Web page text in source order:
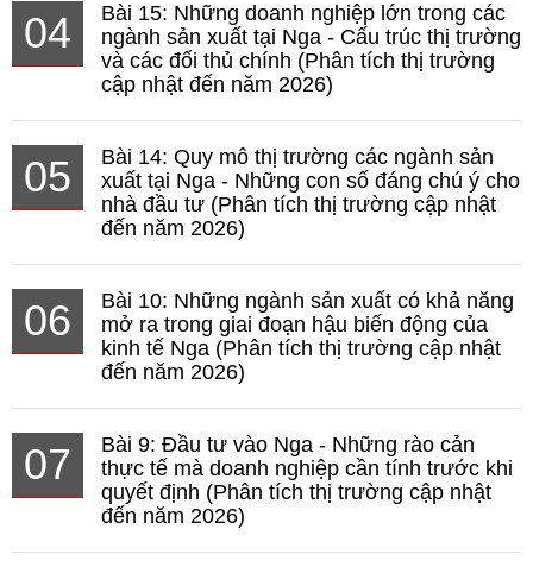
04
Bài 15: Những doanh nghiệp lớn trong các
ngành sản xuất tại Nga - Cấu trúc thị trường
và các đối thủ chính (Phân tích thị trường
cập nhật đến năm 2026)
05
Bài 14: Quy mô thị trường các ngành sản
xuất tại Nga - Những con số đáng chú ý cho
nhà đầu tư (Phân tích thị trường cập nhật
đến năm 2026)
06
Bài 10: Những ngành sản xuất có khả năng
mở ra trong giai đoạn hậu biến động của
kinh tế Nga (Phân tích thị trường cập nhật
đến năm 2026)
07
Bài 9: Đầu tư vào Nga - Những rào cản
thực tế mà doanh nghiệp cần tính trước khi
quyết định (Phân tích thị trường cập nhật
đến năm 2026)